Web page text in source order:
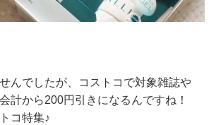
んでしたが、コストコで対象雑誌や
計から200円引きになるんですね！
コ特集♪